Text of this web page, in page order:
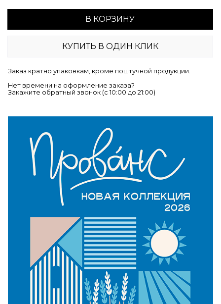
В КОРЗИНУ
КУПИТЬ В ОДИН КЛИК
Заказ кратно упаковкам, кроме поштучной продукции.
Нет времени на оформление заказа?
Закажите обратный звонок (c 10:00 до 21:00)